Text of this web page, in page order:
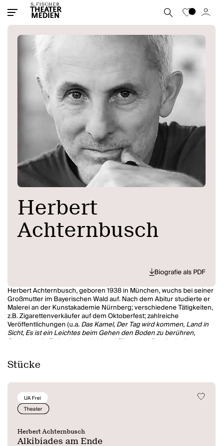
Herbert
Achternbusch
Biografie als PDF
Herbert Achternbusch, geboren 1938 in München, wuchs bei seiner
Großmutter im Bayerischen Wald auf. Nach dem Abitur studierte er
Malerei an der Kunstakademie Nürnberg; verschiedene Tätigkeiten,
z.B. Zigarettenverkäufer auf dem Oktoberfest; zahlreiche
Veröffentlichungen (u.a.Das Kamel,Der Tag wird kommen,Land in
Sicht,Es ist ein Leichtes beim Gehen den Boden zu berühren,
Breitenbach Es ist niemand da) und Filme (u.a. Das Andechser
letzte Loch
Hofbräuhaus
München und den Petrarca-Preis (1977, abgelehnt). Für sein Stück
Der Stiefel und sein Socken
eigenen Regie an den Münchner Kammerspielen uraufgeführt
wurde, erhielt Achternbusch 1994 zum zweiten Mal den Mülheimer
Dramatikerpreis. Sein Roman
Wettbewerb der Berliner Filmfestspiele 1995 ausgewählt. Herbert
Achternbusch lebte abwechselnd in München und bei
Stücke
UA Frei
Theater
Herbert Achternbusch
Alkibiades am Ende